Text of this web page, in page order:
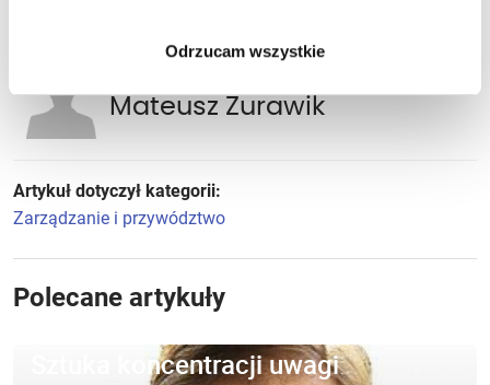
Odrzucam wszystkie
Mateusz Żurawik
Artykuł dotyczył kategorii:
Zarządzanie i przywództwo
Polecane artykuły
Sztuka koncentracji uwagi